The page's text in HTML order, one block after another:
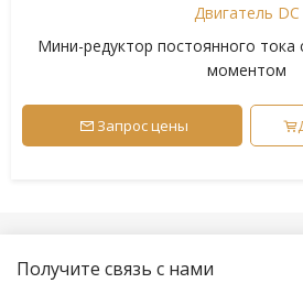
Двигатель DC
Мини-редуктор постоянного
моментом
Запрос цены
Получите связь с нами